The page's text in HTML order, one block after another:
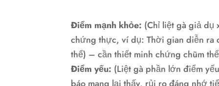
Điểm mạnh khỏe: (Chỉ liệt gà giả dụ
chứng thực, ví dụ: Thời gian diễn ra
thể) – cần thiết minh chứng chũm
Điểm yếu: (Liệt gà phần lớn điểm